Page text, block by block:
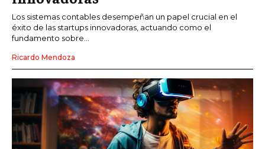
Los sistemas contables desempeñan un papel crucial en el
éxito de las startups innovadoras, actuando como el
fundamento sobre...
Ricardo Mendoza